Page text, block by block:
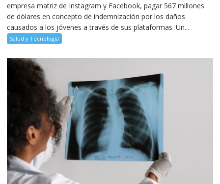
empresa matriz de Instagram y Facebook, pagar 567 millones
de dólares en concepto de indemnización por los daños
causados a los jóvenes a través de sus plataformas. Un...
Salud y Tecnología